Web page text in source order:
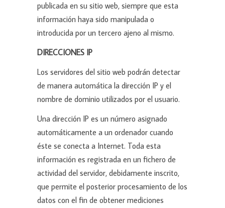
publicada en su sitio web, siempre que esta
información haya sido manipulada o
introducida por un tercero ajeno al mismo.
DIRECCIONES IP
Los servidores del sitio web podrán detectar
de manera automática la dirección IP y el
nombre de dominio utilizados por el usuario.
Una dirección IP es un número asignado
automáticamente a un ordenador cuando
éste se conecta a Internet. Toda esta
información es registrada en un fichero de
actividad del servidor, debidamente inscrito,
que permite el posterior procesamiento de los
datos con el fin de obtener mediciones